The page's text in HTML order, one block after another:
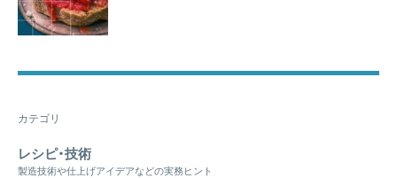
カテゴリ
レシピ・技術
製造技術や仕上げアイデアなどの実務ヒント